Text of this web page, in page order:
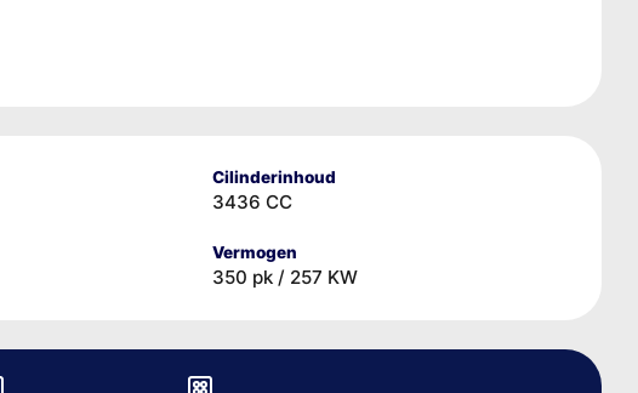
Cilinderinhoud
3436 CC
Vermogen
350 pk / 257 KW